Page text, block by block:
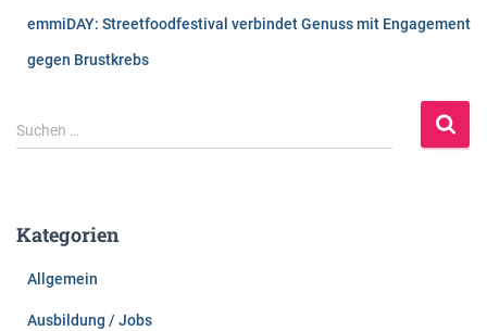
emmiDAY: Streetfoodfestival verbindet Genuss mit Engagement
gegen Brustkrebs
S
u
n
Suchen …
Kategorien
Allgemein
Ausbildung / Jobs